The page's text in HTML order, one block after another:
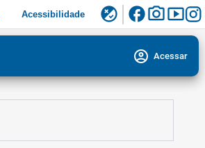
Acessibilidade flaky facebookphoto_camerasmart_display
account_circle Acessar